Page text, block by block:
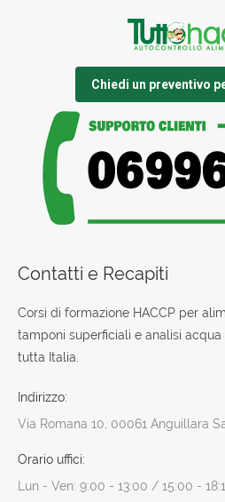
Chiedi un preventivo
Contatti e Recapiti
Corsi di formazione HACCP per
tamponi superficiali e analisi
tutta Italia.
Indirizzo:
Via Romana 10, 00061 Anguillara
Orario uffici:
Lun - Ven: 9:00 - 13:00 / 15:00 -